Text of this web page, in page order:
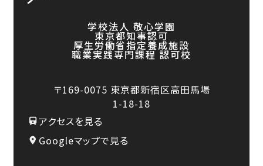
学校法人 敬心学園
東京都知事認可
厚生労働省指定養成施設
職業実践専門課程 認可校
〒169-0075 東京都新宿区高田馬場
1-18-18
アクセスを見る
Googleマップで見る